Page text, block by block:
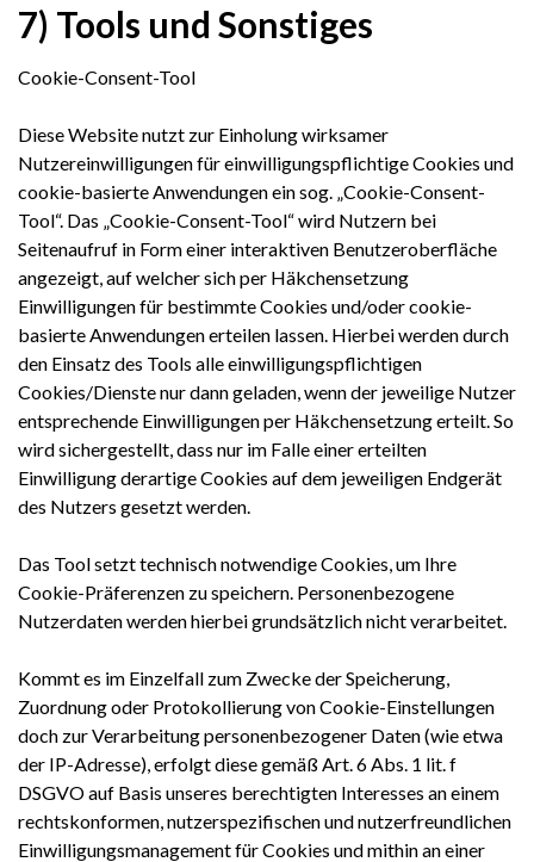
7) Tools und Sonstiges
Cookie-Consent-Tool
Diese Website nutzt zur Einholung wirksamer
Nutzereinwilligungen für einwilligungspflichtige Cookies und
cookie-basierte Anwendungen ein sog. „Cookie-Consent-
Tool“. Das „Cookie-Consent-Tool“ wird Nutzern bei
Seitenaufruf in Form einer interaktiven Benutzeroberfläche
angezeigt, auf welcher sich per Häkchensetzung
Einwilligungen für bestimmte Cookies und/oder cookie-
basierte Anwendungen erteilen lassen. Hierbei werden durch
den Einsatz des Tools alle einwilligungspflichtigen
Cookies/Dienste nur dann geladen, wenn der jeweilige Nutzer
entsprechende Einwilligungen per Häkchensetzung erteilt. So
wird sichergestellt, dass nur im Falle einer erteilten
Einwilligung derartige Cookies auf dem jeweiligen Endgerät
des Nutzers gesetzt werden.
Das Tool setzt technisch notwendige Cookies, um Ihre
Cookie-Präferenzen zu speichern. Personenbezogene
Nutzerdaten werden hierbei grundsätzlich nicht verarbeitet.
Kommt es im Einzelfall zum Zwecke der Speicherung,
Zuordnung oder Protokollierung von Cookie-Einstellungen
doch zur Verarbeitung personenbezogener Daten (wie etwa
der IP-Adresse), erfolgt diese gemäß Art. 6 Abs. 1 lit. f
DSGVO auf Basis unseres berechtigten Interesses an einem
rechtskonformen, nutzerspezifischen und nutzerfreundlichen
Einwilligungsmanagement für Cookies und mithin an einer